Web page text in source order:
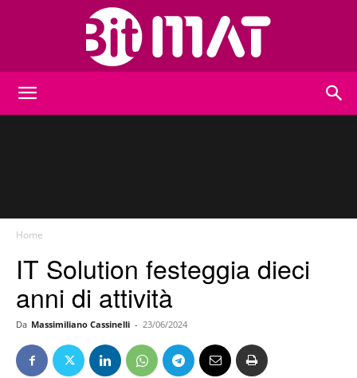
Home
IT Solution festeggia dieci
anni di attività
Da Massimiliano Cassinelli - 23/06/2024